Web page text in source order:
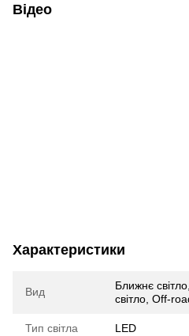
Відео
Характеристики
Вид
Ближнє
світло, Off-
Тип світла LED